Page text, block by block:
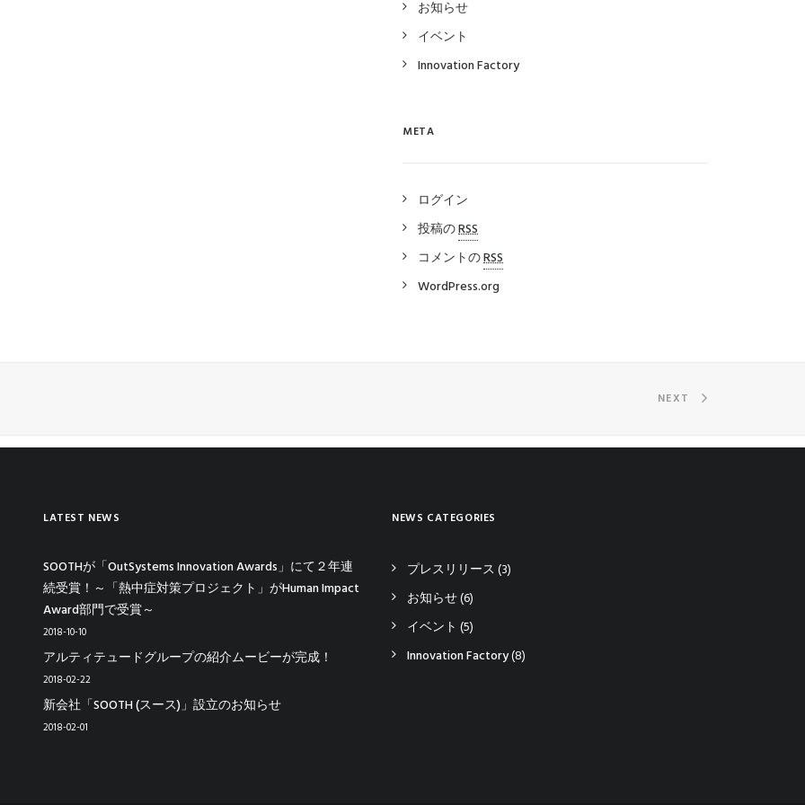
お知らせ
イベント
Innovation Factory
META
ログイン
投稿のRSS
コメントのRSS
WordPress.org
NEXT
LATEST NEWS
SOOTHが「OutSystems Innovation Awards」にて２年連
続受賞！～「熱中症対策プロジェクト」がHuman Impact
Award部門で受賞～
2018-10-10
アルティテュードグループの紹介ムービーが完成！
2018-02-22
新会社「SOOTH (スース)」設立のお知らせ
2018-02-01
NEWS CATEGORIES
プレスリリース (3)
お知らせ(6)
イベント (5)
Innovation Factory(8)